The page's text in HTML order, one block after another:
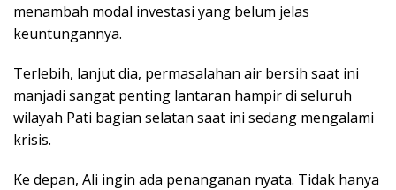
menambah modal investasi yang belum jelas
keuntungannya.
Terlebih, lanjut dia, permasalahan air bersih saat ini
manjadi sangat penting lantaran hampir di seluruh
wilayah Pati bagian selatan saat ini sedang mengalami
krisis.
Ke depan, Ali ingin ada penanganan nyata. Tidak hanya